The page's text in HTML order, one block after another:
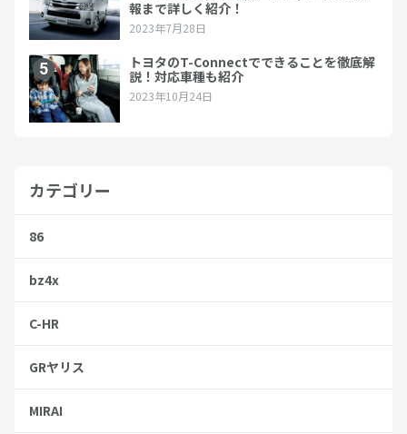
カテゴリー
86
bz4x
C-HR
GRヤリス
MIRAI